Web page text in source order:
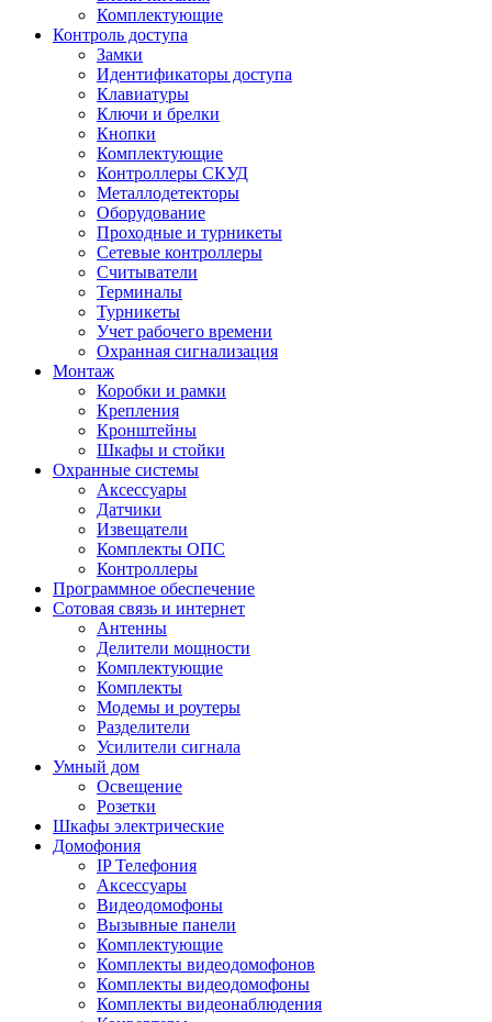
Комплектующие
Контроль доступа
Замки
Идентификаторы доступа
Клавиатуры
Ключи и брелки
Кнопки
Комплектующие
Контроллеры СКУД
Металлодетекторы
Оборудование
Проходные и турникеты
Сетевые контроллеры
Считыватели
Терминалы
Турникеты
Учет рабочего времени
Охранная сигнализация
Монтаж
Коробки и рамки
Крепления
Кронштейны
Шкафы и стойки
Охранные системы
Аксессуары
Датчики
Извещатели
Комплекты ОПС
Контроллеры
Программное обеспечение
Сотовая связь и интернет
Антенны
Делители мощности
Комплектующие
Комплекты
Модемы и роутеры
Разделители
Усилители сигнала
Умный дом
Освещение
Розетки
Шкафы электрические
Домофония
IP Телефония
Аксессуары
Видеодомофоны
Вызывные панели
Комплектующие
Комплекты видеодомофонов
Комплекты видеодомофоны
Комплекты видеонаблюдения